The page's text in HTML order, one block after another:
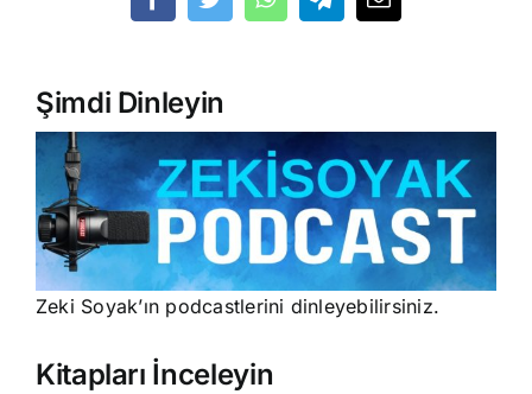
Şimdi Dinleyin
Zeki Soyak’ın podcastlerini dinleyebilirsiniz.
Kitapları İnceleyin